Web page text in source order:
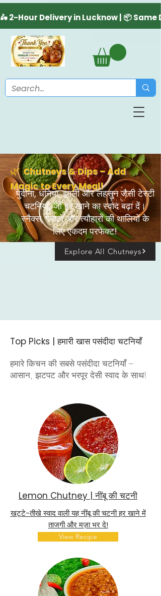
🌿Chutneys & Dips – Add
Magic to Every Meal!
पुदीना, धनिया, इमली और लहसुन जैसी टेस्टी
चटनियाँ, जो हर खाने का स्वाद बढ़ा दें।
स्नैक्स, पराठों और त्यौहारों की थालियों के
लिए एकदम परफेक्ट!
Explore All Chutneys
Top Picks | हमारी खास पसंदीदा चटनियाँ
हमारे किचन की सबसे पसंदीदा चटनियाँ –
आसान, झटपट और भरपूर देसी स्वाद के साथ!
Lemon Chutney | नींबू की चटनी
खट्टे-तीखे स्वाद वाली यह नींबू की चटनी हर खाने में
ताजगी और मज़ा भर दे!
View Recipe